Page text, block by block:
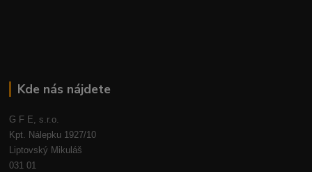
Kde nás nájdete
G F E, s.r.o.
Kpt. Nálepku 1927/10
Liptovský Mikuláš
031 01